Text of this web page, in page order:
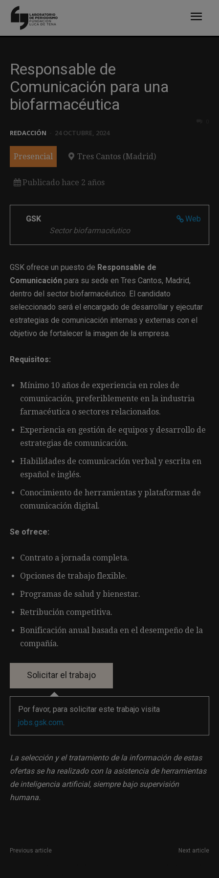
Responsable de
Comunicación para una
biofarmacéutica
REDACCIÓN 24 OCTUBRE, 2024
Presencial Tres Cantos (Madrid)
Publicado hace 2 años
Web
GSK
Sector biofarmacéutico
GSK ofrece un puesto de Responsable de
Comunicación para su sede en Tres Cantos, Madrid,
dentro del sector biofarmacéutico. El candidato
seleccionado será el encargado de desarrollar y ejecutar
estrategias de comunicación internas y externas con el
objetivo de fortalecer la imagen de la empresa.
Requisitos:
Mínimo 10 años de experiencia en roles de
comunicación, preferiblemente en la industria
farmacéutica o sectores relacionados.
Experiencia en gestión de equipos y desarrollo de
estrategias de comunicación.
Habilidades de comunicación verbal y escrita en
español e inglés.
Conocimiento de herramientas y plataformas de
comunicación digital.
Se ofrece:
Contrato a jornada completa.
Opciones de trabajo flexible.
Programas de salud y bienestar.
Retribución competitiva.
Bonificación anual basada en el desempeño de la
compañía.
Por favor, para solicitar este trabajo visita
jobs.gsk.com.
La selección y el tratamiento de la información de estas
ofertas se ha realizado con la asistencia de herramientas
de inteligencia artificial, siempre bajo supervisión
humana.
Previous article Next article